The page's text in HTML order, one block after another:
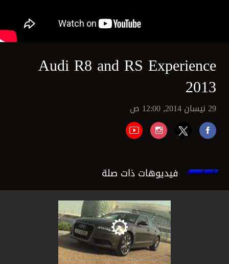
Audi R8 and RS Experience
2013
29 نيسان 2014, 12:00 ص
فيديوهات ذات صلة